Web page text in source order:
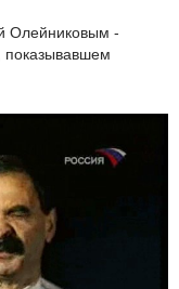
Олейниковым -
показывавшем